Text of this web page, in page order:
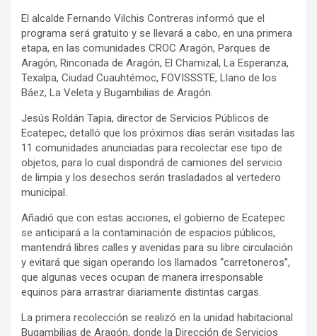
El alcalde Fernando Vilchis Contreras informó que el
programa será gratuito y se llevará a cabo, en una primera
etapa, en las comunidades CROC Aragón, Parques de
Aragón, Rinconada de Aragón, El Chamizal, La Esperanza,
Texalpa, Ciudad Cuauhtémoc, FOVISSSTE, Llano de los
Báez, La Veleta y Bugambilias de Aragón.
Jesús Roldán Tapia, director de Servicios Públicos de
Ecatepec, detalló que los próximos días serán visitadas las
11 comunidades anunciadas para recolectar ese tipo de
objetos, para lo cual dispondrá de camiones del servicio
de limpia y los desechos serán trasladados al vertedero
municipal.
Añadió que con estas acciones, el gobierno de Ecatepec
se anticipará a la contaminación de espacios públicos,
mantendrá libres calles y avenidas para su libre circulación
y evitará que sigan operando los llamados “carretoneros”,
que algunas veces ocupan de manera irresponsable
equinos para arrastrar diariamente distintas cargas.
La primera recolección se realizó en la unidad habitacional
Bugambilias de Aragón, donde la Dirección de Servicios